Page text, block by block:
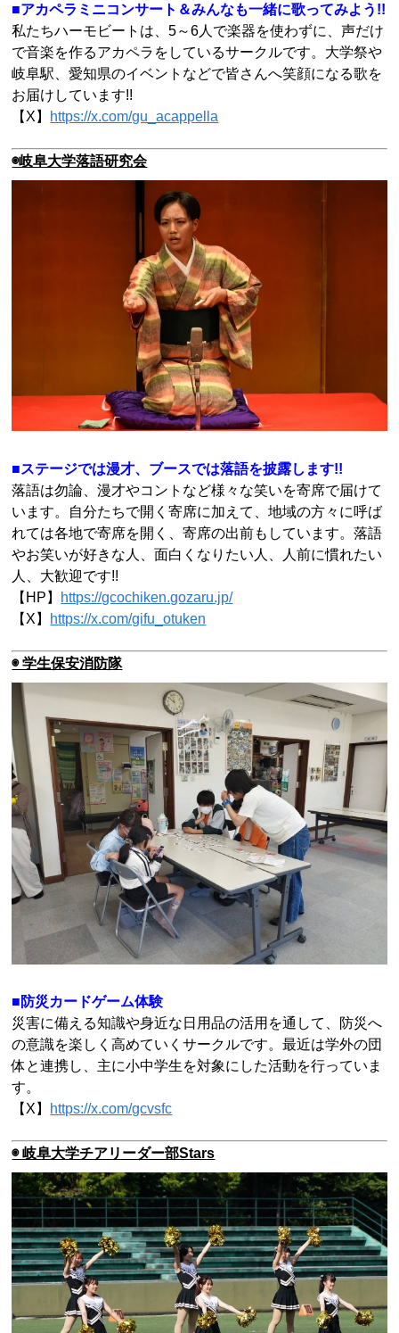
■アカペラミニコンサート＆みんなも一緒に歌ってみよう!!
私たちハーモビートは、5～6人で楽器を使わずに、声だけ
で音楽を作るアカペラをしているサークルです。大学祭や
岐阜駅、愛知県のイベントなどで皆さんへ笑顔になる歌を
お届けしています!!
【X】 https://x.com/gu_acappella
◉岐阜大学落語研究会
■ステージでは漫才、ブースでは落語を披露します!!
落語は勿論、漫才やコントなど様々な笑いを寄席で届けて
います。自分たちで開く寄席に加えて、地域の方々に呼ば
れては各地で寄席を開く、寄席の出前もしています。落語
やお笑いが好きな人、面白くなりたい人、人前に慣れたい
人、大歓迎です!!
【HP】 https://gcochiken.gozaru.jp/
【X】 https://x.com/gifu_otuken
◉ 学生保安消防隊
■防災カードゲーム体験
災害に備える知識や身近な日用品の活用を通して、防災へ
の意識を楽しく高めていくサークルです。最近は学外の団
体と連携し、主に小中学生を対象にした活動を行っていま
す。
【X】 https://x.com/gcvsfc
◉ 岐阜大学チアリーダー部Stars